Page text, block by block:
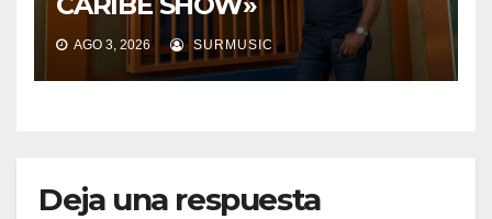
AGO 3, 2026 SURMUSIC
Deja una respuesta